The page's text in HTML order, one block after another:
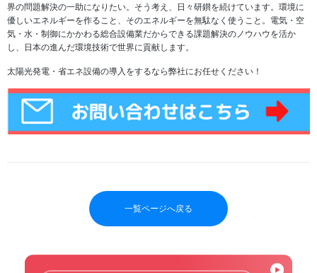
界の問題解決の一助になりたい。そう考え、日々研鑚を続けています。環境に
優しいエネルギーを作ること、そのエネルギーを無駄なく使うこと。電気・空
気・水・制御にかかわる総合設備業だからできる課題解決のノウハウを活か
し、日本の進んだ環境技術で世界に貢献します。
太陽光発電・省エネ設備の導入をするなら弊社にお任せください！
一覧ページへ戻る